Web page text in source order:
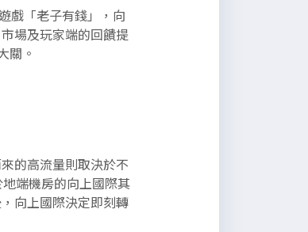
戲「老子有錢」，向
場及玩家端的回饋提
關。
的高流量則取決於不
端機房的向上國際其
向上國際決定即刻轉